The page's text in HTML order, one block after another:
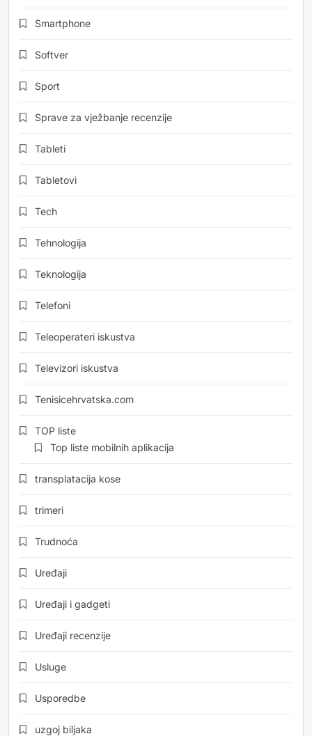
Smartphone
Softver
Sport
Sprave za vježbanje recenzije
Tableti
Tabletovi
Tech
Tehnologija
Teknologija
Telefoni
Teleoperateri iskustva
Televizori iskustva
Tenisicehrvatska.com
TOP liste
Top liste mobilnih aplikacija
transplatacija kose
trimeri
Trudnoća
Uređaji
Uređaji i gadgeti
Uređaji recenzije
Usluge
Usporedbe
uzgoj biljaka